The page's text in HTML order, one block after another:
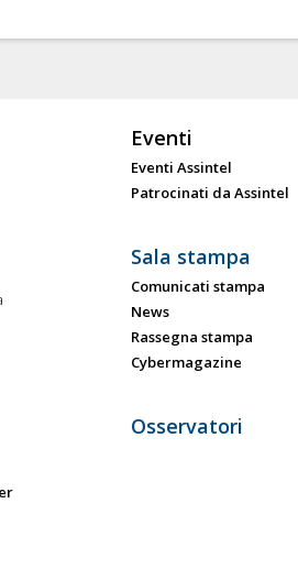
Eventi
Eventi Assintel
Patrocinati da Assintel
Sala stampa
Comunicati stampa
News
Rassegna stampa
Cybermagazine
Osservatori